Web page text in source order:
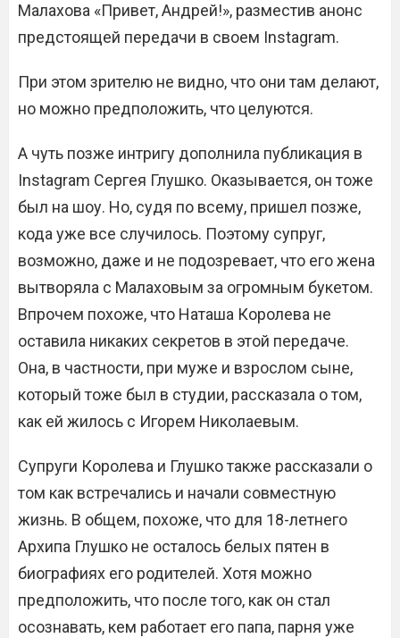
Малахова «Привет, Андрей!», разместив анонс
предстоящей передачи в своем Instagram.
При этом зрителю не видно, что они там делают,
но можно предположить, что целуются.
А чуть позже интригу дополнила публикация в
Instagram Сергея Глушко. Оказывается, он тоже
был на шоу. Но, судя по всему, пришел позже,
кода уже все случилось. Поэтому супруг,
возможно, даже и не подозревает, что его жена
вытворяла с Малаховым за огромным букетом.
Впрочем похоже, что Наташа Королева не
оставила никаких секретов в этой передаче.
Она, в частности, при муже и взрослом сыне,
который тоже был в студии, рассказала о том,
как ей жилось с Игорем Николаевым.
Супруги Королева и Глушко также рассказали о
том как встречались и начали совместную
жизнь. В общем, похоже, что для 18-летнего
Архипа Глушко не осталось белых пятен в
биографиях его родителей. Хотя можно
предположить, что после того, как он стал
осознавать, кем работает его папа, парня уже